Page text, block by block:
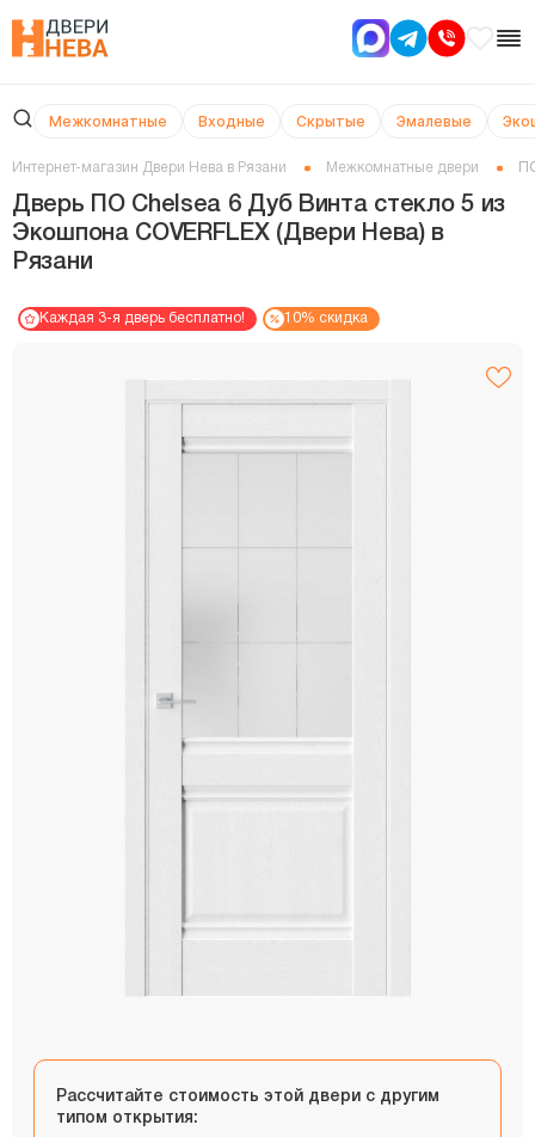
Межкомнатные Входные Скрытые Эмалевые
Интернет-магазин Двери Нева в Рязани Межкомнатные двери
Дверь ПО Chelsea 6 Дуб Винта стекло 5 из
Экошпона COVERFLEX (Двери Нева) в
Рязани
Каждая 3-я дверь бесплатно! 10% скидка
Рассчитайте стоимость этой двери с другим
типом открытия: